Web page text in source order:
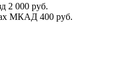
2 000 руб.
МКАД 400 руб.